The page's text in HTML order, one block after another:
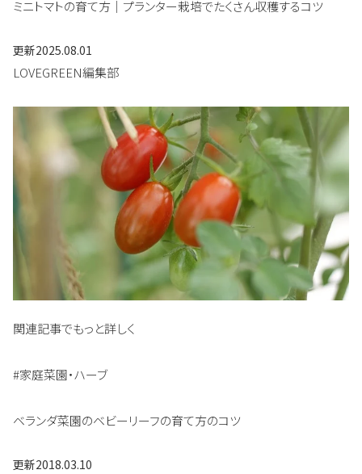
ミニトマトの育て方｜プランター栽培でたくさん収穫するコツ
更新2025.08.01
LOVEGREEN編集部
関連記事でもっと詳しく
#家庭菜園・ハーブ
ベランダ菜園のベビーリーフの育て方のコツ
更新2018.03.10